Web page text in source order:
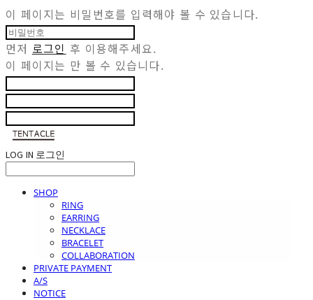
이 페이지는 비밀번호를 입력해야 볼 수 있습니다.
먼저 로그인 후 이용해주세요.
이 페이지는 만 볼 수 있습니다.
LOG IN 로그인
SHOP
RING
EARRING
NECKLACE
BRACELET
COLLABORATION
PRIVATE PAYMENT
A/S
NOTICE